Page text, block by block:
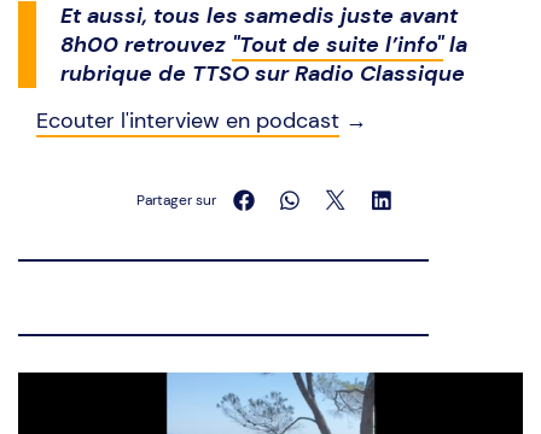
Et aussi, tous les samedis juste avant
8h00 retrouvez "Tout de suite l’info"la
rubrique de TTSO sur Radio Classique
Ecouter l'interview en podcast →
Partager sur